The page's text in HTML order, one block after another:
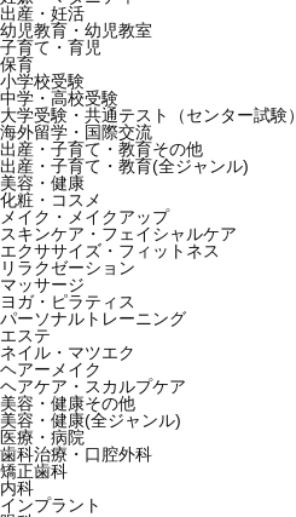
出産・妊活
幼児教育・幼児教室
子育て・育児
保育
小学校受験
中学・高校受験
大学受験・共通テスト（センター試験）
海外留学・国際交流
出産・子育て・教育その他
出産・子育て・教育(全ジャンル)
美容・健康
化粧・コスメ
メイク・メイクアップ
スキンケア・フェイシャルケア
エクササイズ・フィットネス
リラクゼーション
マッサージ
ヨガ・ピラティス
パーソナルトレーニング
エステ
ネイル・マツエク
ヘアーメイク
ヘアケア・スカルプケア
美容・健康その他
美容・健康(全ジャンル)
医療・病院
歯科治療・口腔外科
矯正歯科
内科
インプラント